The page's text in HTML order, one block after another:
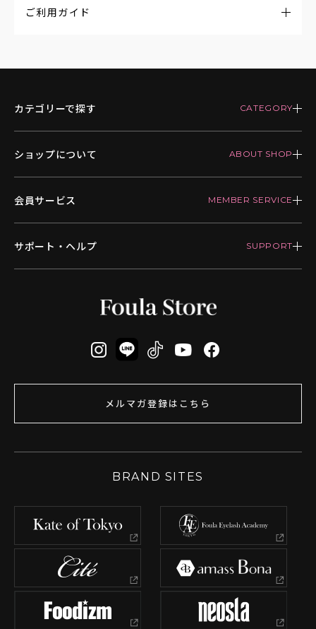
ご利用ガイド
カテゴリーで探す
ショップについて
会員サービス
サポート・ヘルプ
メルマガ登録はこちら
BRAND SITES